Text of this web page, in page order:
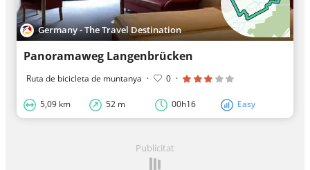
Germany - The Travel Destination
Panoramaweg Langenbrücken
Ruta de bicicleta de muntanya · 0 ·
5,09 km 52 m 00h16 Easy
Publicitat